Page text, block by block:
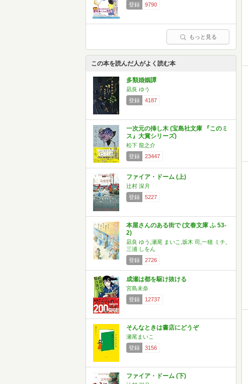
登録
9790
もっと見る
この本を読んだ人がよく読む本
多類婚姻譚
凪良 ゆう
登録
4187
一次元の挿し木 (宝島社文庫 『このミ
ス』大賞シリーズ)
松下 龍之介
登録
23447
ファイア・ドーム (上)
辻村 深月
登録
5227
本屋さんのある街で (文春文庫 ふ 53-
2)
凪良 ゆう,瀬尾 まいこ,坂木 司,一穂 ミチ,
三浦 しをん
登録
2726
成瀬は都を駆け抜ける
宮島未奈
登録
12737
そんなときは書店にどうぞ
瀬尾まいこ
登録
3156
ファイア・ドーム (下)